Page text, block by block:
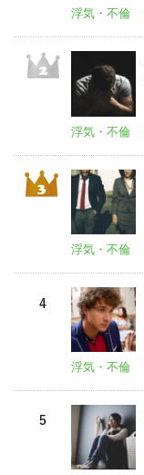
浮気・不倫
浮気・不倫
浮気・不倫
浮気・不倫